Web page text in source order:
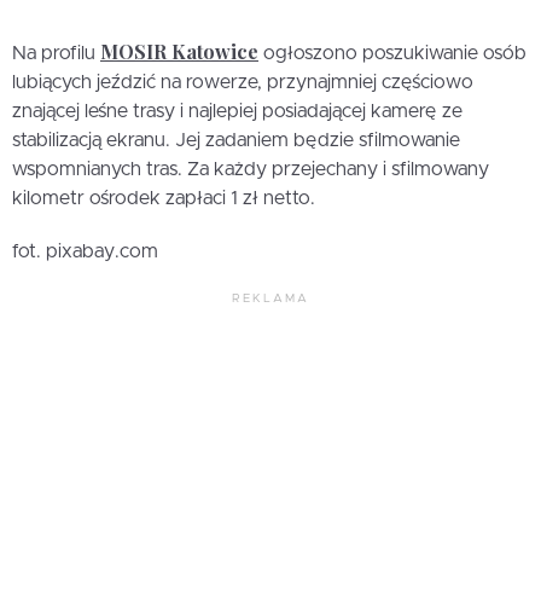
Na profilu MOSIR Katowice ogłoszono poszukiwanie osób
lubiących jeździć na rowerze, przynajmniej częściowo
znającej leśne trasy i najlepiej posiadającej kamerę ze
stabilizacją ekranu. Jej zadaniem będzie sfilmowanie
wspomnianych tras. Za każdy przejechany i sfilmowany
kilometr ośrodek zapłaci 1 zł netto.
fot. pixabay.com
REKLAMA